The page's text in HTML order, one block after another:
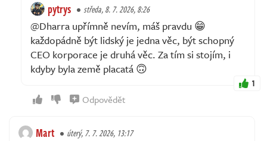
pytrys středa, 8. 7. 2026, 8:26
@Dharra upřímně nevím, máš pravdu 😁
každopádně být lidský je jedna věc, být schopný
CEO korporace je druhá věc. Za tím si stojím, i
kdyby byla země placatá 🙃
1
Odpovědět
Mart úterý, 7. 7. 2026, 13:17